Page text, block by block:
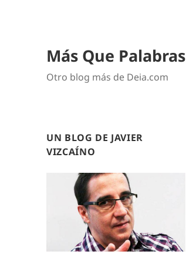
Más Que Palabras
Otro blog más de Deia.com
UN BLOG DE JAVIER
VIZCAÍNO